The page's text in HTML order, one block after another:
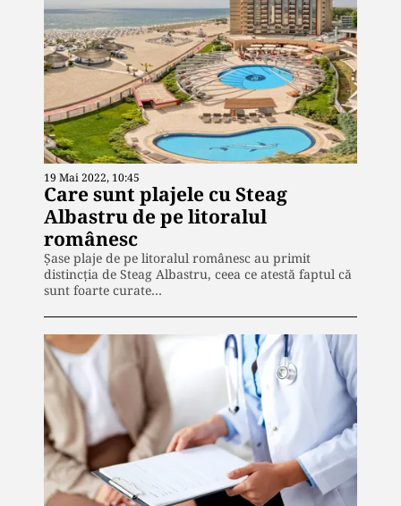
19 Mai 2022, 10:45
Care sunt plajele cu Steag
Albastru de pe litoralul
românesc
Șase plaje de pe litoralul românesc au primit
distincția de Steag Albastru, ceea ce atestă faptul că
sunt foarte curate…